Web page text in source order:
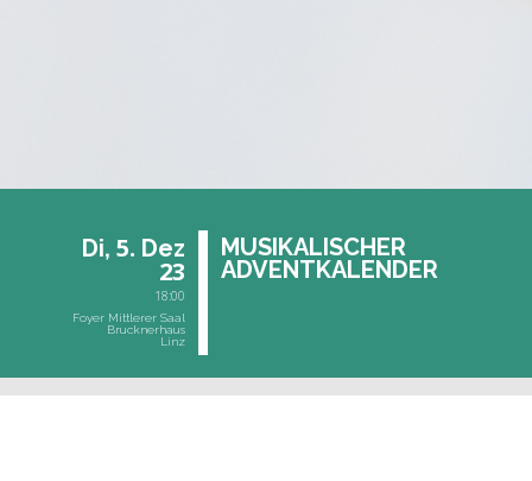
Di, 5. Dez
23
18:00
Foyer Mittlerer Saal
Brucknerhaus
Linz
MU­SI­KA­LI­SCHER
AD­VENT­KA­LEN­DER